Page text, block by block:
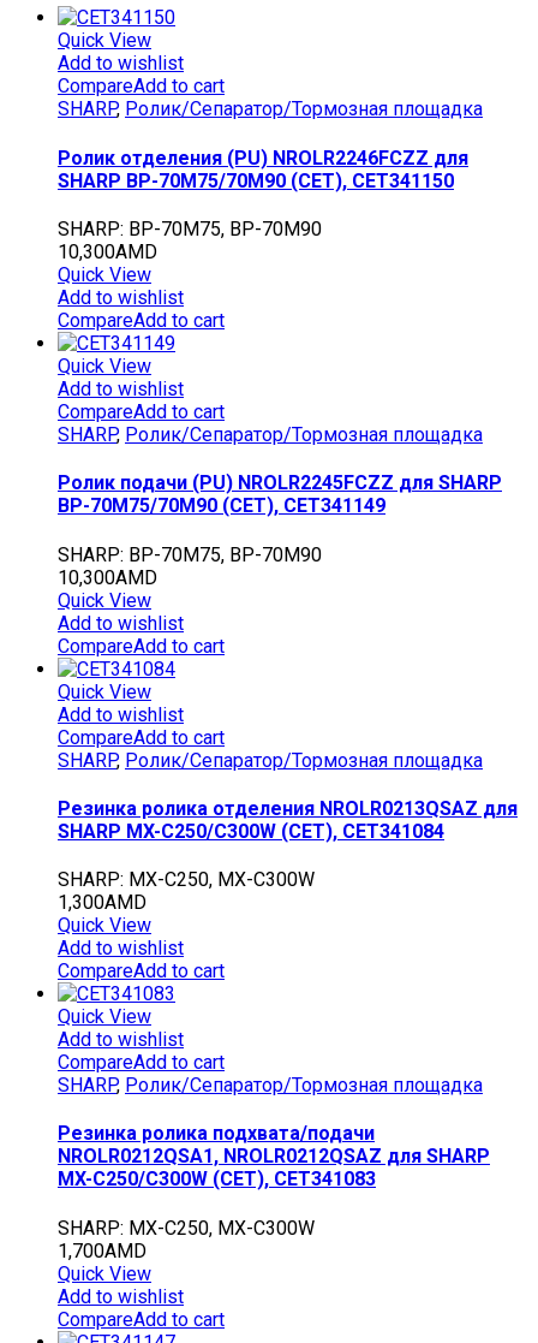
Quick View
Add to wishlist
CompareAdd to cart
SHARP, Ролик/Сепаратор/Тормозная площадка
Ролик отделения (PU) NROLR2246FCZZ для
SHARP BP-70M75/70M90 (CET), CET341150
SHARP: BP-70M75, BP-70M90
10,300AMD
Quick View
Add to wishlist
CompareAdd to cart
Quick View
Add to wishlist
CompareAdd to cart
SHARP, Ролик/Сепаратор/Тормозная площадка
Ролик подачи (PU) NROLR2245FCZZ для SHARP
BP-70M75/70M90 (CET), CET341149
SHARP: BP-70M75, BP-70M90
10,300AMD
Quick View
Add to wishlist
CompareAdd to cart
Quick View
Add to wishlist
CompareAdd to cart
SHARP, Ролик/Сепаратор/Тормозная площадка
Резинка ролика отделения NROLR0213QSAZ для
SHARP MX-C250/C300W (CET), CET341084
SHARP: MX-C250, MX-C300W
1,300AMD
Quick View
Add to wishlist
CompareAdd to cart
Quick View
Add to wishlist
CompareAdd to cart
SHARP, Ролик/Сепаратор/Тормозная площадка
Резинка ролика подхвата/подачи
NROLR0212QSA1, NROLR0212QSAZ для SHARP
MX-C250/C300W (CET), CET341083
SHARP: MX-C250, MX-C300W
1,700AMD
Quick View
Add to wishlist
CompareAdd to cart